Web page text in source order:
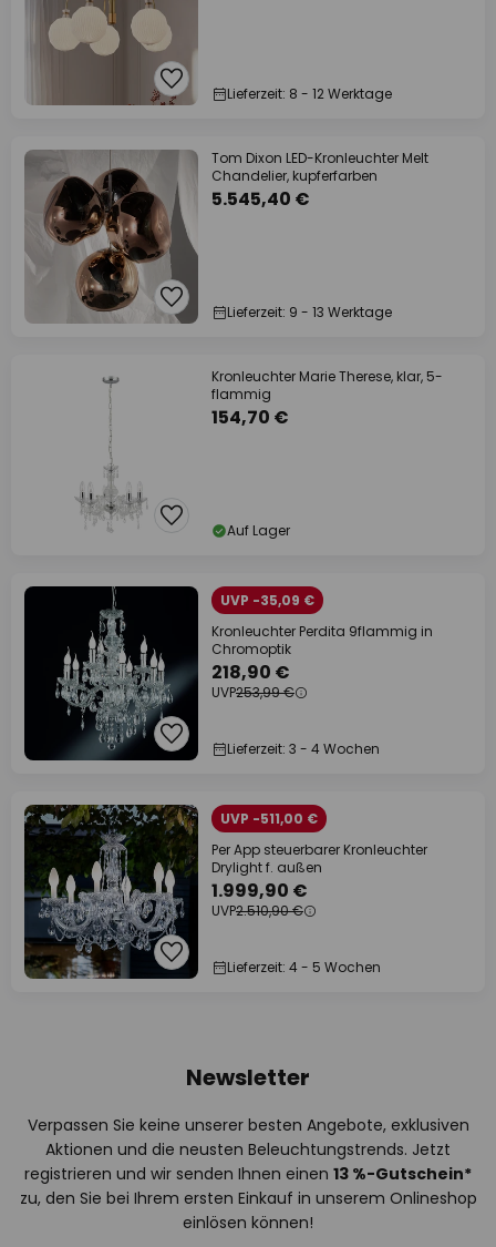
Lieferzeit: 8 - 12 Werktage
Tom Dixon LED-Kronleuchter Melt
Chandelier, kupferfarben
5.545,40 €
Lieferzeit: 9 - 13 Werktage
Kronleuchter Marie Therese, klar, 5-
flammig
154,70 €
Auf Lager
UVP -35,09 €
Kronleuchter Perdita 9flammig in
Chromoptik
218,90 €
UVP253,99 €
Lieferzeit: 3 - 4 Wochen
UVP -511,00 €
Per App steuerbarer Kronleuchter
Drylight f. außen
1.999,90 €
UVP2.510,90 €
Lieferzeit: 4 - 5 Wochen
Newsletter
Verpassen Sie keine unserer besten Angebote, exklusiven
Aktionen und die neusten Beleuchtungstrends. Jetzt
registrieren und wir senden Ihnen einen 13 %-Gutschein*
zu, den Sie bei Ihrem ersten Einkauf in unserem Onlineshop
einlösen können!